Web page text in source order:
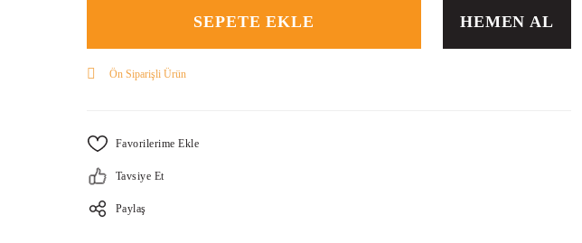
SEPETE EKLE HEMEN AL
Ön Siparişli Ürün
Tavsiye Et
Paylaş